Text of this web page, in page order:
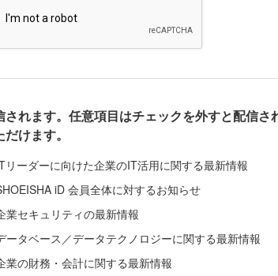
れます。任意項目はチェックを外すと配信さ
けます。
リーダーに向けた企業のIT活用に関する最新情報
iD 会員全体に対するお知らせ
業セキュリティの最新情報
ータベース／データテクノロジーに関する最新情報
業の財務・会計に関する最新情報